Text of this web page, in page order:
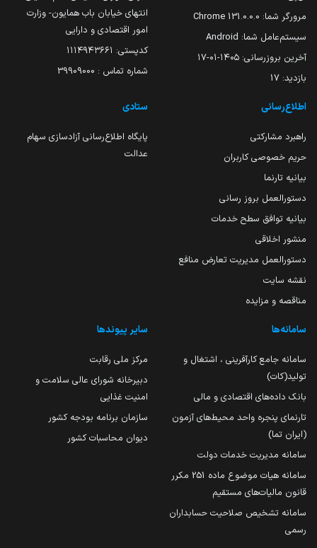
مرورگر شما: 131.0.0.0 Chrome
سیستم‌عامل شما: Android
آخرین بروزرسانی: ۱۴۰۵-۰۱-۱۷
بازدید: 17
انتهای خیابان باب همایون- وزارت
امور اقتصادی و دارایی
کدپستی: ۱۱۱۴۹۴۳۶۶۱
شماره تماس : 39909000
اطلاع‌رسانی
راهبرد مشارکتی
حریم خصوصی کاربران
بیانیه تارنما
دستورالعمل بروز رسانی
بیانیه توافق سطح خدمات
منشور اخلاقی
دستورالعمل مدیریت تعارض منافع
نقشه سایت
مناقصه و مزایده
ستادی
پایگاه اطلاع‌رسانی آزادسازی سهام
عدالت
سامانه‌ها
سامانه جامع کارآفرینی ، اشتغال و
تولید(کات)
بانک داده‌های اقتصادی و مالی
تارنمای پنجره واحد محیط‌های آزمون
(ایران تما)
سامانه مدیریت خدمات دولت
سامانه هیات موضوع ماده 251 مکرر
قانون مالیات‌های مستقیم
سامانه تشخیص صلاحیت حسابداران
رسمی
سایر پیوندها
مرکز ملی رقابت
دبیرخانه شورای عالی سلامت و
امنیت غذایی
سازمان برنامه بودجه کشور
دیوان محاسبات کشور